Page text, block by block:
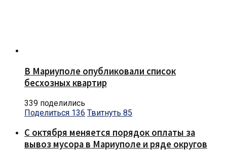
В Мариуполе опубликовали список
бесхозных квартир
339 поделились
Поделиться 136 Твитнуть 85
С октября меняется порядок оплаты за
вывоз мусора в Мариуполе и ряде округов